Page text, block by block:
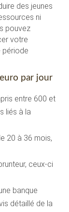
des jeunes
ni
pouvez
votre
période
par jour
entre 600 et
liés à la
20 à 36 mois,
ceux-ci
banque
détaillé de la